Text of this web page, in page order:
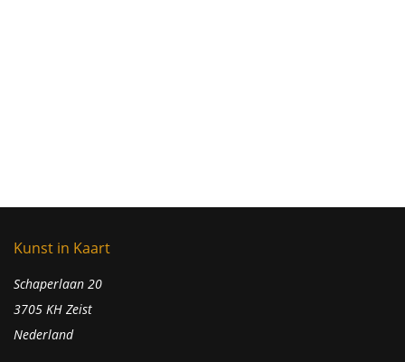
Kunst in Kaart
Schaperlaan 20
3705 KH Zeist
Nederland